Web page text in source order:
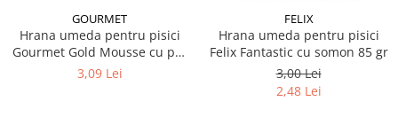
GOURMET
Hrana umeda pentru pisici
Gourmet Gold Mousse cu pui
85 gr
3,09 Lei
FELIX
Hrana umeda pentru pisici
Felix Fantastic cu somon 85 gr
3,00 Lei
2,48 Lei